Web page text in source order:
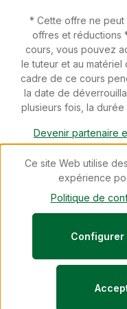
* Cette offre ne
offres et réductions
cours, vous pouvez
le tuteur et au
cadre de ce cours
la date de
plusieurs fois, la
© 2026 cdVet
Devenir partenaire
Téléchargements
Blog
Ce site Web utilise
expérience
Politique de
Configurer